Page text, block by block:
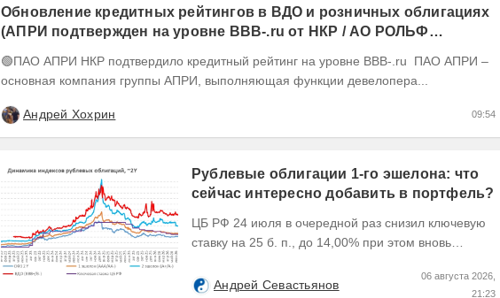
Обновление кредитных рейтингов в ВДО и розничных облигациях
(АПРИ подтвержден на уровне BBB-.ru от НКР / АО РОЛЬФ
🟢ПАО АПРИ НКР подтвердило кредитный рейтинг на уровне BBB-.ru ПАО АПРИ –
основная компания группы АПРИ, выполняющая функции девелопера...
Андрей Хохрин 09:54
Рублевые облигации 1-го эшелона: что
сейчас интересно добавить в портфель?
ЦБ РФ 24 июля в очередной раз снизил ключевую
ставку на 25 б. п., до 14,00% при этом вновь
его...Андрей Севастьянов
06 августа 2026,
21:23